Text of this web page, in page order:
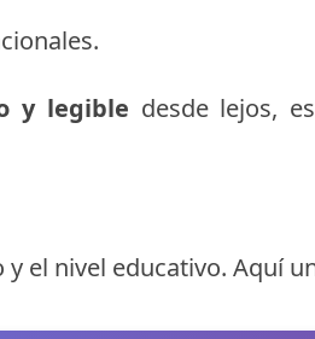
y legible desde lejos,
el nivel educativo. Aquí